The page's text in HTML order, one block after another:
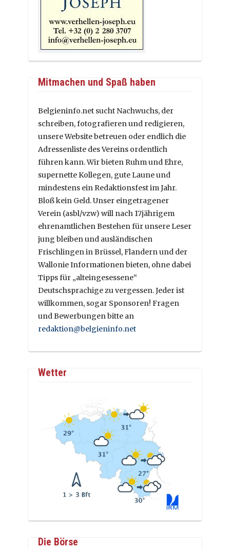
Mitmachen und Spaß haben
Belgieninfo.net sucht Nachwuchs, der
schreiben, fotografieren und redigieren,
unsere Website betreuen oder endlich die
Adressenliste des Vereins ordentlich
führen kann. Wir bieten Ruhm und Ehre,
supernette Kollegen, gute Laune und
mindestens ein Redaktionsfest im Jahr.
Bloß kein Geld. Unser eingetragener
Verein (asbl/vzw) will nach 17jährigem
ehrenamtlichen Bestehen für unsere Leser
jung bleiben und ausländischen
Frischlingen in Brüssel, Flandern und der
Wallonie Informationen bieten, ohne dabei
Tipps für „alteingesessene“
Deutschsprachige zu vergessen. Jeder ist
willkommen, sogar Sponsoren! Fragen
und Bewerbungen bitte an
redaktion@belgieninfo.net
Wetter
Die Börse